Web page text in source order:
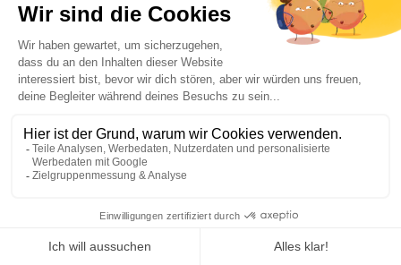
WAS IST ENTHALTEN?
1 Stunde Fahrt durch die Nacht mit der Partybus
Chaffeur
Roter Teppich
1 Flashe Sekt
Gebühr für eigene Getränke: 5 EUR pro Person
Mein JGA in Köln